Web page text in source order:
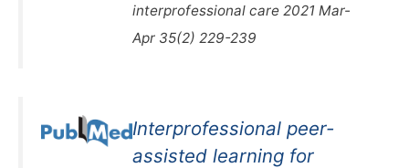
interprofessional care 2021 Mar-
Apr 35(2) 229-239
Interprofessional peer-
assisted learning for